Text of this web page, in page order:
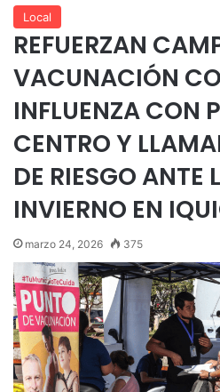
Local
REFUERZAN
VACUNACIÓN
INFLUENZA CON
CENTRO Y
DE RIESGO ANTE
INVIERNO EN
marzo 24, 2026 375